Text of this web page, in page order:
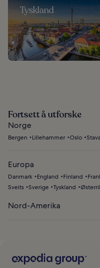
Tyskland
Fortsett å utforske
Norge
Bergen Lillehammer Oslo
Europa
Danmark England Finland
Sveits Sverige Tyskland
Nord-Amerika